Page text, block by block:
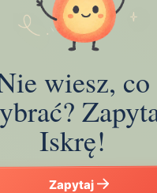
wiesz, co
Iskrę!
Zapytaj